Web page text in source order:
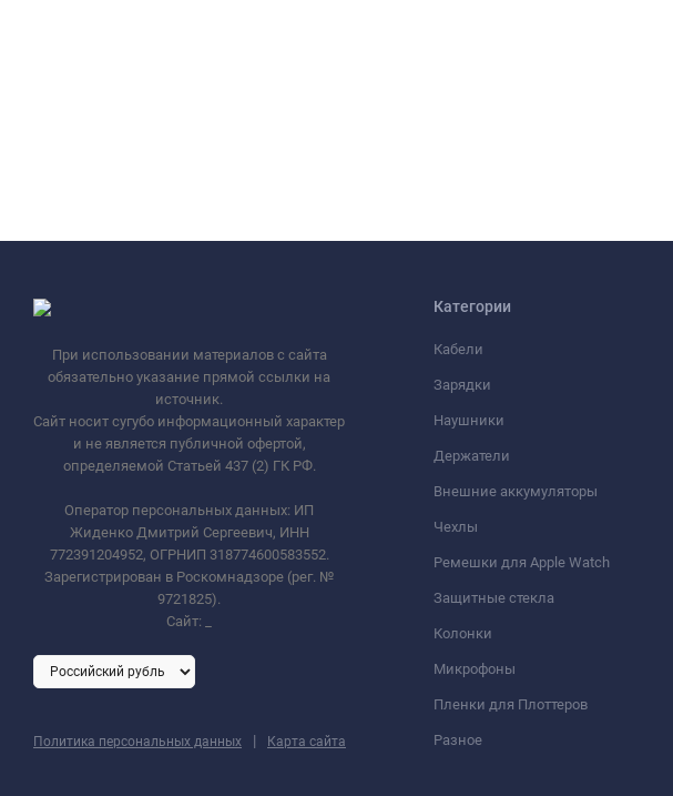
При использовании материалов с сайта
обязательно указание прямой ссылки на
источник.
Сайт носит сугубо информационный характер
и не является публичной офертой,
определяемой Статьей 437 (2) ГК РФ.
Оператор персональных данных: ИП
Жиденко Дмитрий Сергеевич, ИНН
772391204952, ОГРНИП 318774600583552.
Зарегистрирован в Роскомнадзоре (рег. №
9721825).
Сайт:
Политика персональных данных | Карта сайта
Категории
Кабели
Зарядки
Наушники
Держатели
Внешние аккумуляторы
Чехлы
Ремешки для Apple Watch
Защитные стекла
Колонки
Микрофоны
Пленки для Плоттеров
Разное